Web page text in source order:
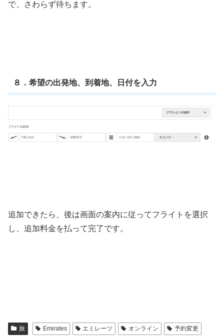
で、さわらず待ちます。
８．希望の出発地、到着地、日付を入力
追加できたら、後は画面の案内に従ってフライトを選択
し、追加料金を払って完了です。
旅 Emirates エミレーツ オンライン
予約変更